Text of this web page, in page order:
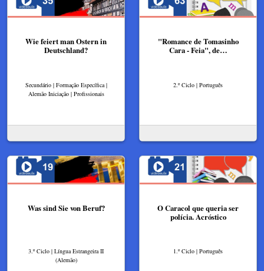
Wie feiert man Ostern in
Deutschland?
Secundário | Formação Específica |
Alemão Iniciação | Profissionais
"Romance de Tomasinho
Cara - Feia", de…
2.º Ciclo | Português
Was sind Sie von Beruf?
3.º Ciclo | Língua Estrangeira II
(Alemão)
O Caracol que queria ser
polícia. Acróstico
1.º Ciclo | Português